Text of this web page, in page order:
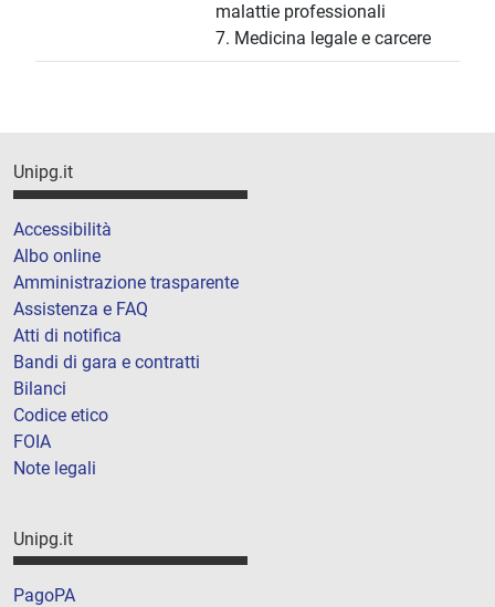
malattie professionali
7. Medicina legale e carcere
Unipg.it
Accessibilità
Albo online
Amministrazione trasparente
Assistenza e FAQ
Atti di notifica
Bandi di gara e contratti
Bilanci
Codice etico
FOIA
Note legali
Unipg.it
PagoPA